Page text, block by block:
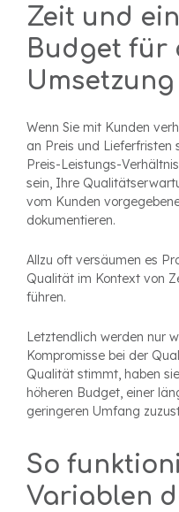
Zeit und
Budget für
Wenn Sie mit Kunden
an Preis und Lieferfristen
Preis-Leistungs-
sein, Ihre
vom Kunden
dokumentieren.
Allzu oft versäumen es
Qualität im Kontext von
führen.
Letztendlich werden nur
Kompromisse bei der
Qualität stimmt, haben
höheren Budget, einer
geringeren Umfang
So
Variablen